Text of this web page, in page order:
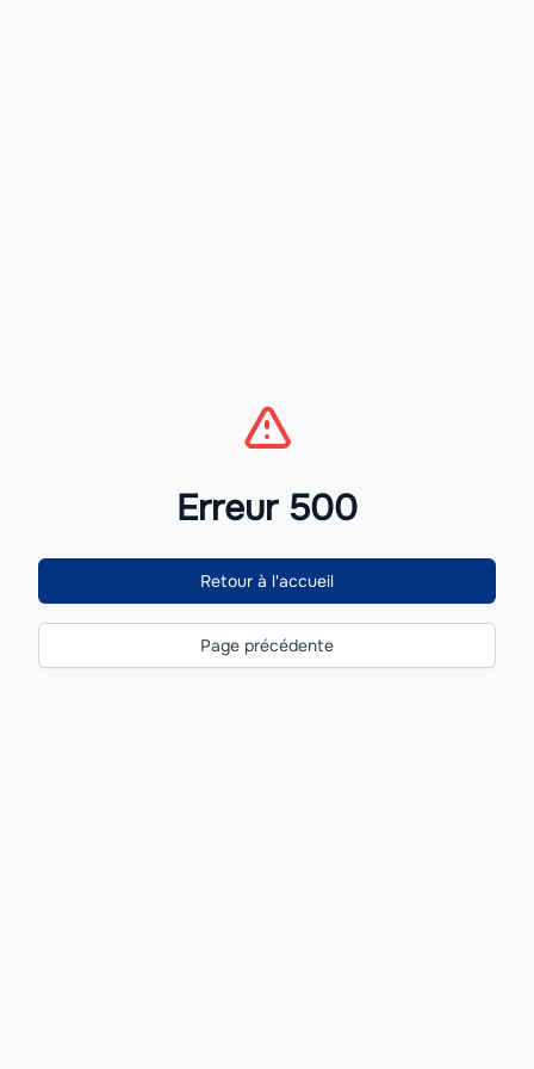
Erreur 500
Retour à l'accueil
Page précédente